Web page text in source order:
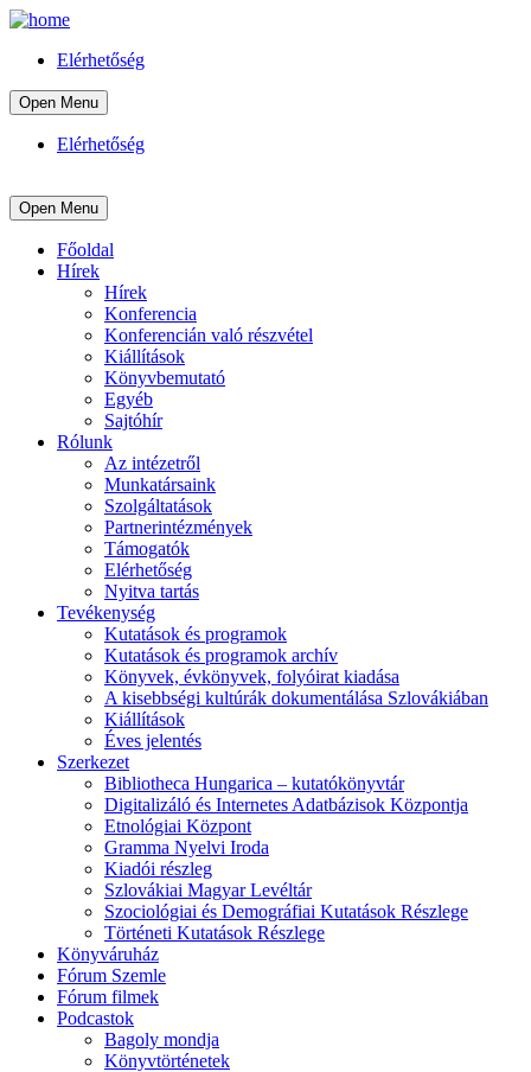
Elérhetőség
Open Menu
Elérhetőség
Open Menu
Főoldal
Hírek
Hírek
Konferencia
Konferencián való részvétel
Kiállítások
Könyvbemutató
Egyéb
Sajtóhír
Rólunk
Az intézetről
Munkatársaink
Szolgáltatások
Partnerintézmények
Támogatók
Elérhetőség
Nyitva tartás
Tevékenység
Kutatások és programok
Kutatások és programok archív
Könyvek, évkönyvek, folyóirat kiadása
A kisebbségi kultúrák dokumentálása Szlovákiában
Kiállítások
Éves jelentés
Szerkezet
Bibliotheca Hungarica – kutatókönyvtár
Digitalizáló és Internetes Adatbázisok Központja
Etnológiai Központ
Gramma Nyelvi Iroda
Kiadói részleg
Szlovákiai Magyar Levéltár
Szociológiai és Demográfiai Kutatások Részlege
Történeti Kutatások Részlege
Könyváruház
Fórum Szemle
Fórum filmek
Podcastok
Bagoly mondja
Könyvtörténetek